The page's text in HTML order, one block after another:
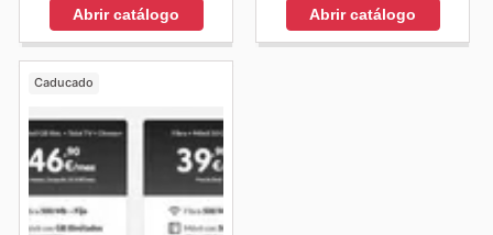
Abrir catálogo Abrir catálogo
Caducado